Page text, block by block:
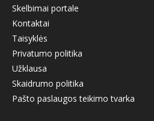
Skelbimai portale
Kontaktai
Taisyklės
Privatumo politika
Užklausa
Skaidrumo politika
Pašto paslaugos teikimo tvarka